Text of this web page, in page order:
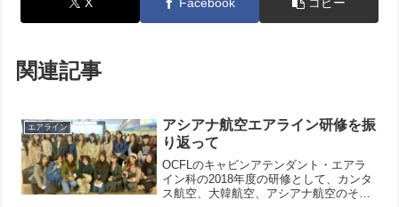
関連記事
エアライン
アシアナ航空エアライン研修を振
り返って
OCFLのキャビンアテンダント・エアラ
イン科の2018年度の研修として、カンタ
ス航空、大韓航空、アシアナ航空のそれ